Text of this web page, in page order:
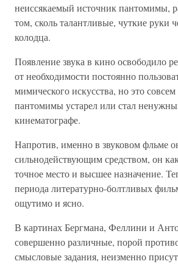
неиссякаемый источник пантомимы,
том, сколь талантливые, чуткие руки
колодца.
Появление звука в кино освободило
от необходимости постоянно
мимического искусства, но это
пантомимы устарел или стал
кинематографе.
Напротив, именно в звуковом фльме
сильнодействующим средством, он
точное место и высшее назначение.
периода литературно-болтливых
ощутимо и ясно.
В картинах Бергмана, Феллини и
совершенно различные, порой
смысловые задания, неизменно